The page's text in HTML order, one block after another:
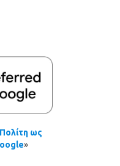
ως
»